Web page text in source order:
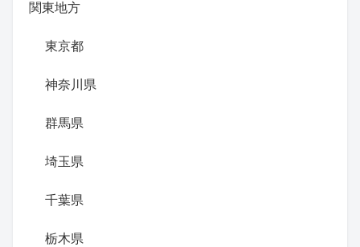
関東地方
東京都
神奈川県
群馬県
埼玉県
千葉県
栃木県